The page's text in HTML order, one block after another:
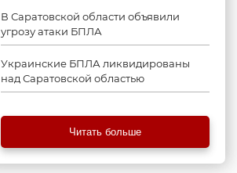
В Саратовской области объявили
угрозу атаки БПЛА
Украинские БПЛА ликвидированы
над Саратовской областью
Читать больше